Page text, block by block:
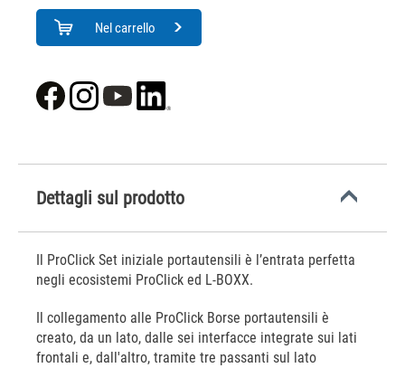
Nel carrello
Dettagli sul prodotto
Il ProClick Set iniziale portautensili è l’entrata perfetta
negli ecosistemi ProClick ed L-BOXX.
Il collegamento alle ProClick Borse portautensili è
creato, da un lato, dalle sei interfacce integrate sui lati
frontali e, dall'altro, tramite tre passanti sul lato